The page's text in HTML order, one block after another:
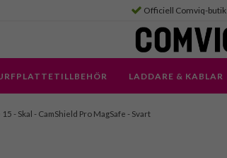
Officiell Comviq-butik
LADDARE & KABLAR
- Skal - CamShield Pro MagSafe - Svart